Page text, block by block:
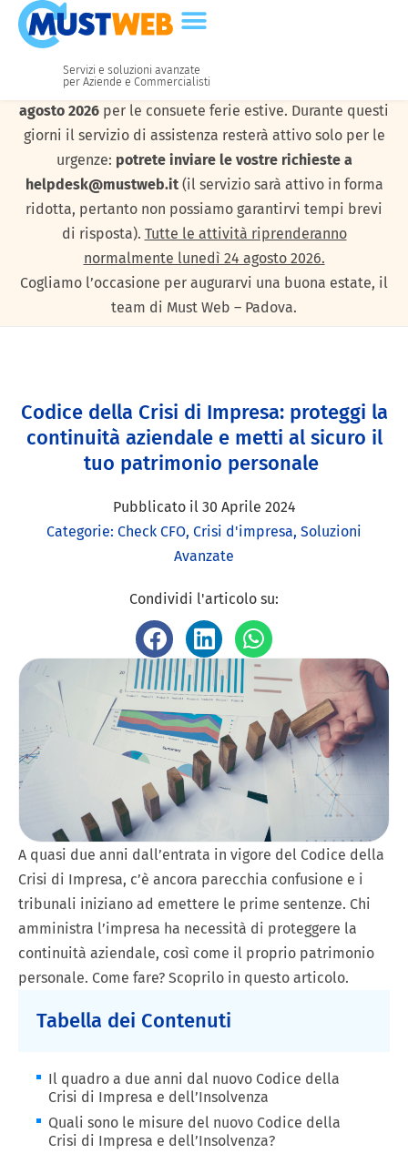
Servizi e soluzioni avanzate
per Aziende e Commercialisti
I nostri uffici resteranno chiusi da
agosto 2026 per le consuete ferie estive. Durante questi
giorni il servizio di assistenza resterà attivo solo per le
urgenze: potrete inviare le vostre richieste a
helpdesk@mustweb.it(il servizio sarà attivo in forma
ridotta, pertanto non possiamo garantirvi tempi brevi
di risposta). Tutte le attività riprenderanno
normalmente lunedì 24 agosto 2026.
Cogliamo l’occasione per augurarvi una buona estate, il
team di Must Web – Padova.
Codice della Crisi di Impresa: proteggi la
continuità aziendale e metti al sicuro il
tuo patrimonio personale
Pubblicato il 30 Aprile 2024
Categorie: Check CFO, Crisi d'impresa, Soluzioni
Avanzate
Condividi l'articolo su:
A quasi due anni dall’entrata in vigore del Codice della
Crisi di Impresa, c’è ancora parecchia confusione e i
tribunali iniziano ad emettere le prime sentenze. Chi
amministra l’impresa ha necessità di proteggere la
continuità aziendale, così come il proprio patrimonio
personale. Come fare? Scoprilo in questo articolo.
Tabella dei Contenuti
Il quadro a due anni dal nuovo Codice della
Crisi di Impresa e dell’Insolvenza
Quali sono le misure del nuovo Codice della
Crisi di Impresa e dell’Insolvenza?